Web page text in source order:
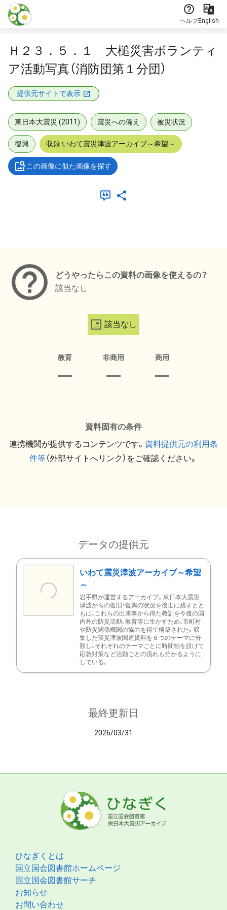
本文に飛ぶ
ヘルプEnglish
Ｈ２３．５．１ 大槌災害ボランティ
ア活動写真（消防団第１分団）
提供元サイトで表示
東日本大震災 (2011) 震災への備え 被災状況
復興 収録:いわて震災津波アーカイブ～希望～
この画像に似た画像を探す
どうやったらこの資料の画像を使えるの？
該当なし
該当なし
教育 非商用 商用
資料固有の条件
連携機関が提供するコンテンツです。 資料提供元の利用条
件等（外部サイトへリンク）をご確認ください。
データの提供元
いわて震災津波アーカイブ～希望
～
岩手県が運営するアーカイブ。東日本大震災
津波からの復旧・復興の状況を後世に残すとと
もに、これらの出来事から得た教訓を今後の国
内外の防災活動、教育等に生かすため、市町村
や防災関係機関の協力を得て構築された。収
集した震災津波関連資料を６つのテーマに分
類し、それぞれのテーマごとに時間軸を設けて
応急対策など活動ごとの流れも分かるように
している。
最終更新日
2026/03/31
ひなぎくとは
国立国会図書館ホームページ
国立国会図書館サーチ
お知らせ
お問い合わせ